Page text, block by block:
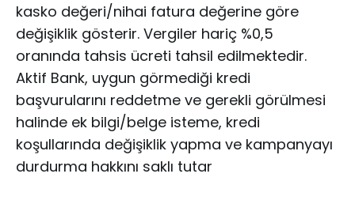
kasko değeri/nihai fatura değerine göre
değişiklik gösterir. Vergiler hariç %0,5
oranında tahsis ücreti tahsil edilmektedir.
Aktif Bank, uygun görmediği kredi
başvurularını reddetme ve gerekli görülmesi
halinde ek bilgi/belge isteme, kredi
koşullarında değişiklik yapma ve kampanyayı
durdurma hakkını saklı tutar